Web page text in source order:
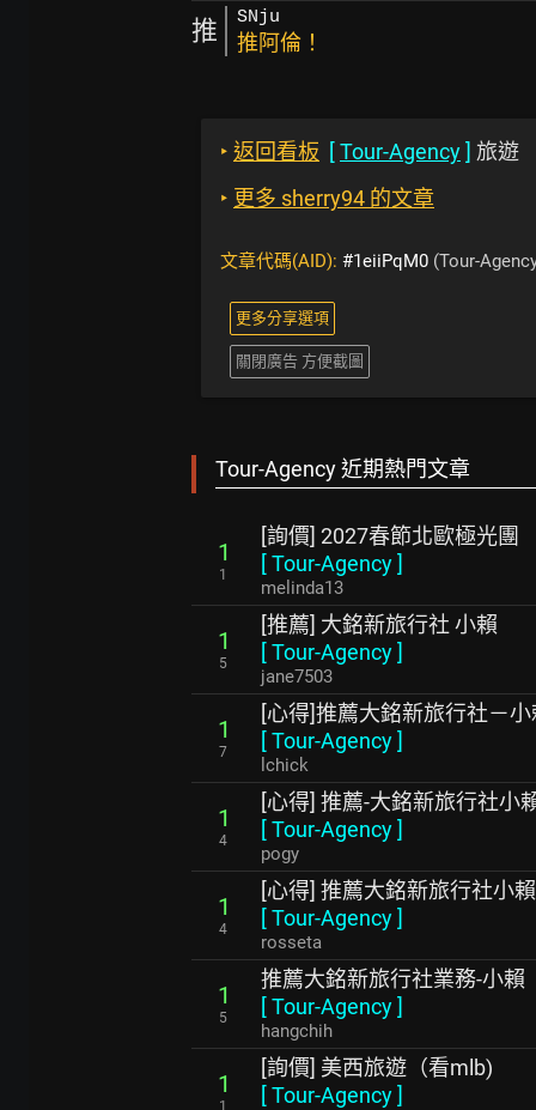
推 SNju
推阿倫！
‣ 返回看板 [Tour-Agency] 旅遊
‣ 更多 sherry94 的文章
文章代碼(AID): #1eiiPqM0 (Tour-
更多分享選項
關閉廣告 方便截圖
Tour-Agency 近期熱門文章
1
1
[詢價] 2027春節北歐極光團
[Tour-Agency]
melinda13
1
5
[推薦] 大銘新旅行社 小賴
[Tour-Agency]
jane7503
1
7
[心得]推薦大銘新旅行社－小
[Tour-Agency]
lchick
1
4
[心得] 推薦-大銘新旅行社小
[Tour-Agency]
pogy
1
4
[心得] 推薦大銘新旅行社小賴
[Tour-Agency]
rosseta
1
5
推薦大銘新旅行社業務-小賴
[Tour-Agency]
hangchih
1
1
[詢價] 美西旅遊（看mlb)
[Tour-Agency]